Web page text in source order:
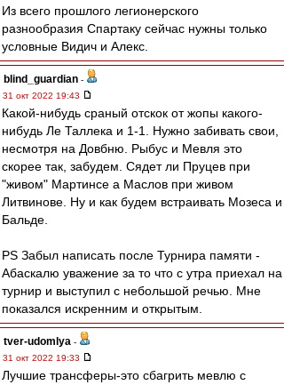
Из всего прошлого легионерского
разнообразия Спартаку сейчас нужны только
условные Видич и Алекс.
blind_guardian -
31 окт 2022 19:43
Какой-нибудь сраный отскок от жопы какого-
нибудь Ле Таллека и 1-1. Нужно забивать свои,
несмотря на Довбню. Рыбус и Мевля это
скорее так, забудем. Сядет ли Пруцев при
"живом" Мартинсе а Маслов при живом
Литвинове. Ну и как будем встраивать Мозеса и
Бальде.
PS Забыл написать после Турнира памяти -
Абаскалю уважение за то что с утра приехал на
турнир и выступил с небольшой речью. Мне
показался искренним и открытым.
tver-udomlya -
31 окт 2022 19:33
Лучшие трансферы-это сбагрить мевлю с